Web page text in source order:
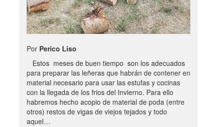
Por Perico Liso
Estos meses de buen tiempo son los adecuados
para preparar las leñeras que habrán de contener en
material necesario para usar las estufas y cocinas
con la llegada de los frios del Invierno. Para ello
habremos hecho acopio de material de poda (entre
otros) restos de vigas de viejos tejados y todo
aquel…